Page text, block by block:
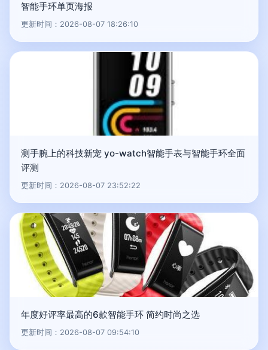
智能手环单页海报
更新时间：2026-08-07 18:26:10
测手腕上的科技新宠 yo-watch智能手表与智能手环全面
评测
更新时间：2026-08-07 23:52:22
年度好评率最高的6款智能手环 简约时尚之选
更新时间：2026-08-07 09:54:10